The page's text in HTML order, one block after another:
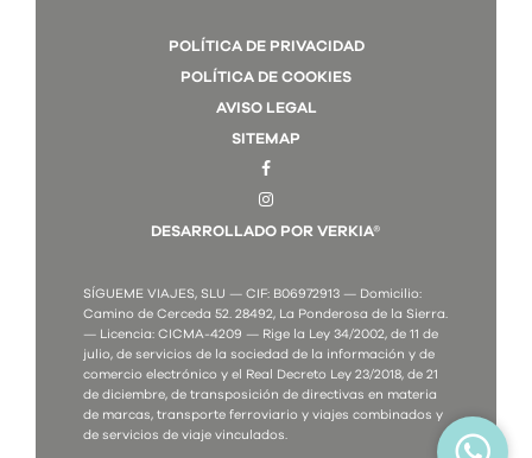
POLÍTICA DE PRIVACIDAD
POLÍTICA DE COOKIES
AVISO LEGAL
SITEMAP
DESARROLLADO POR VERKIA®
SÍGUEME VIAJES, SLU — CIF: B06972913 — Domicilio:
Camino de Cerceda 52. 28492, La Ponderosa de la Sierra.
— Licencia: CICMA-4209 — Rige la Ley 34/2002, de 11 de
julio, de servicios de la sociedad de la información y de
comercio electrónico y el Real Decreto Ley 23/2018, de 21
de diciembre, de transposición de directivas en materia
de marcas, transporte ferroviario y viajes combinados y
de servicios de viaje vinculados.